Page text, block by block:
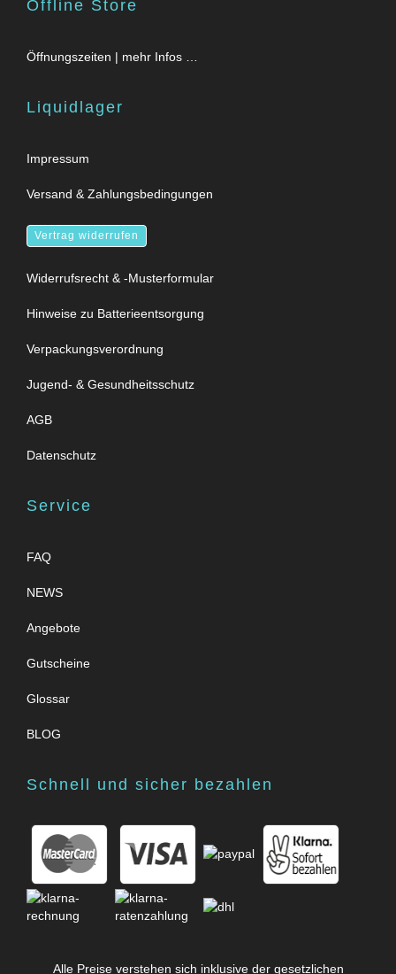
Offline Store
Öffnungszeiten | mehr Infos …
Liquidlager
Impressum
Versand & Zahlungsbedingungen
Vertrag widerrufen
Widerrufsrecht & -Musterformular
Hinweise zu Batterieentsorgung
Verpackungsverordnung
Jugend- & Gesundheitsschutz
AGB
Datenschutz
Service
FAQ
NEWS
Angebote
Gutscheine
Glossar
BLOG
Schnell und sicher bezahlen
Alle Preise verstehen sich inklusive der gesetzlichen